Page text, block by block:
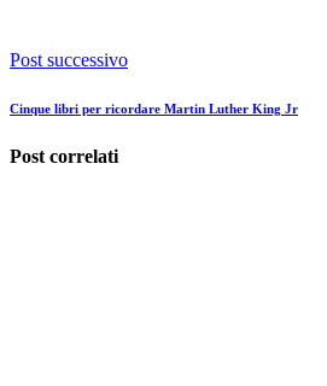
Post successivo
Cinque libri per ricordare Martin Luther King Jr
Post correlati